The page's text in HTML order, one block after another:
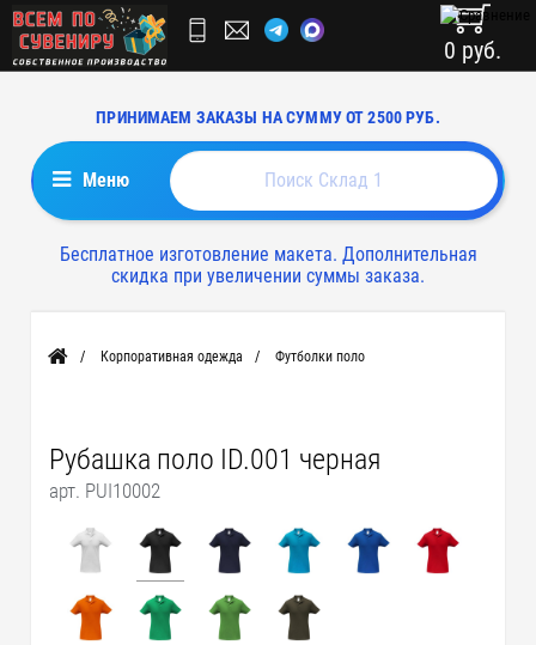
ПРИНИМАЕМ ЗАКАЗЫ НА СУММУ ОТ 2500 РУБ.
0 руб.
Меню
Бесплатное изготовление макета. Дополнительная
скидка при увеличении суммы заказа.
Главная Корпоративная одежда Футболки поло
Рубашка поло ID.001 черная
арт. PUI10002